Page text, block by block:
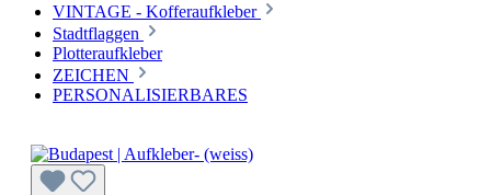
VINTAGE - Kofferaufkleber
Stadtflaggen
Plotteraufkleber
ZEICHEN
PERSONALISIERBARES